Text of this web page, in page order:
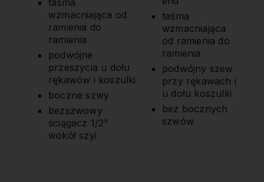
taśma
wzmacniająca od
ramienia do
ramienia
podwójne
przeszycia u dołu
rękawów i koszulki
boczne szwy
bezszwowy
ściągacz 1/2"
wokół szyi
taśma
wzmacniająca
od ramienia do
ramienia
podwójny szew
przy rękawach i
u dołu koszulki
bez bocznych
szwów